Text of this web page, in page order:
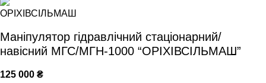
Маніпулятор гідравлічний стаціонарний/
навісний МГС/МГН-1000 “ОРІХІВСІЛЬМАШ”
125 000 ₴